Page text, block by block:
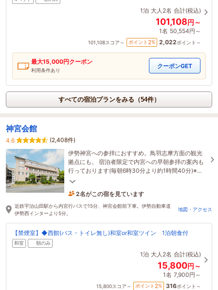
1泊 大人2名 合計(税込)
101,108円～
1名 50,554円～
101,108スコア～ ポイント 2% 2,022ポイント～
最大15,000円クーポン
利用条件あり
クーポンGET
すべての宿泊プランをみる（54件）
神宮会館
4.6
(2,408件)
伊勢神宮への参拝におすすめ。鳥羽志摩方面の観光
拠点にも。 宿泊者限定で内宮への早朝参拝の案内も
行っております(毎朝6時30分より約1時間40分)※外
国語の対応は致しかねます
2名がこの宿を見ています
2時間前に予約されました
近鉄宇治山田駅から内宮行バスで15分、神宮会館前下車。伊勢自動車道
伊勢西インターより5分。
地図・アクセス
【禁煙室】◆西館(バス・トイレ無し)和室or和室ツイン 1泊朝食付
和室 朝のみ
1泊 大人2名 合計(税込)
15,800円～
1名 7,900円～
15,800スコア～ ポイント 2% 316ポイント～